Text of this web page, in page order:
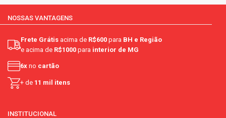
NOSSAS VANTAGENS
Frete Grátis acima de R$600 para BH e Região
e acima de R$1000 para interior de MG
6x no cartão
+ de 11 mil itens
INSTITUCIONAL